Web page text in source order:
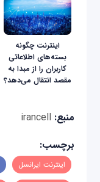
اینترنت چگونه
بسته‌های اطلاعاتی
کاربران را از مبدا به
مقصد انتقال می‌دهد؟
منبع:irancell
برچسب:
اینترنت ایرانسل